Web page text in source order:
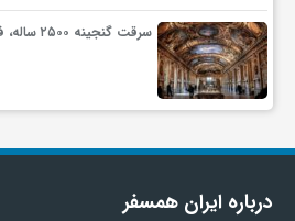
سرقت گنجینه ۲۵۰۰ ساله، فرانسه را به…
درباره ایران همسفر